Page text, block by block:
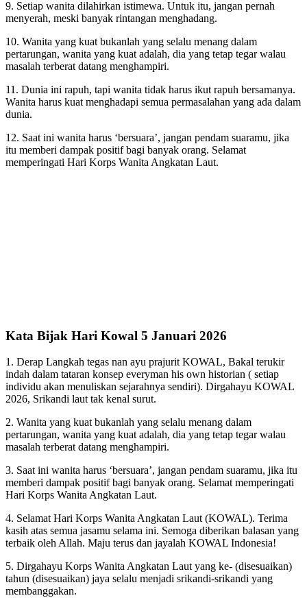
9. Setiap wanita dilahirkan istimewa. Untuk itu, jangan pernah
menyerah, meski banyak rintangan menghadang.
10. Wanita yang kuat bukanlah yang selalu menang dalam
pertarungan, wanita yang kuat adalah, dia yang tetap tegar walau
masalah terberat datang menghampiri.
11. Dunia ini rapuh, tapi wanita tidak harus ikut rapuh bersamanya.
Wanita harus kuat menghadapi semua permasalahan yang ada dalam
dunia.
12. Saat ini wanita harus ‘bersuara’, jangan pendam suaramu, jika
itu memberi dampak positif bagi banyak orang. Selamat
memperingati Hari Korps Wanita Angkatan Laut.
Kata Bijak Hari Kowal 5 Januari 2026
1. Derap Langkah tegas nan ayu prajurit KOWAL, Bakal terukir
indah dalam tataran konsep everyman his own historian ( setiap
individu akan menuliskan sejarahnya sendiri). Dirgahayu KOWAL
2026, Srikandi laut tak kenal surut.
2. Wanita yang kuat bukanlah yang selalu menang dalam
pertarungan, wanita yang kuat adalah, dia yang tetap tegar walau
masalah terberat datang menghampiri.
3. Saat ini wanita harus ‘bersuara’, jangan pendam suaramu, jika itu
memberi dampak positif bagi banyak orang. Selamat memperingati
Hari Korps Wanita Angkatan Laut.
4. Selamat Hari Korps Wanita Angkatan Laut (KOWAL). Terima
kasih atas semua jasamu selama ini. Semoga diberikan balasan yang
terbaik oleh Allah. Maju terus dan jayalah KOWAL Indonesia!
5. Dirgahayu Korps Wanita Angkatan Laut yang ke- (disesuaikan)
tahun (disesuaikan) jaya selalu menjadi srikandi-srikandi yang
membanggakan.